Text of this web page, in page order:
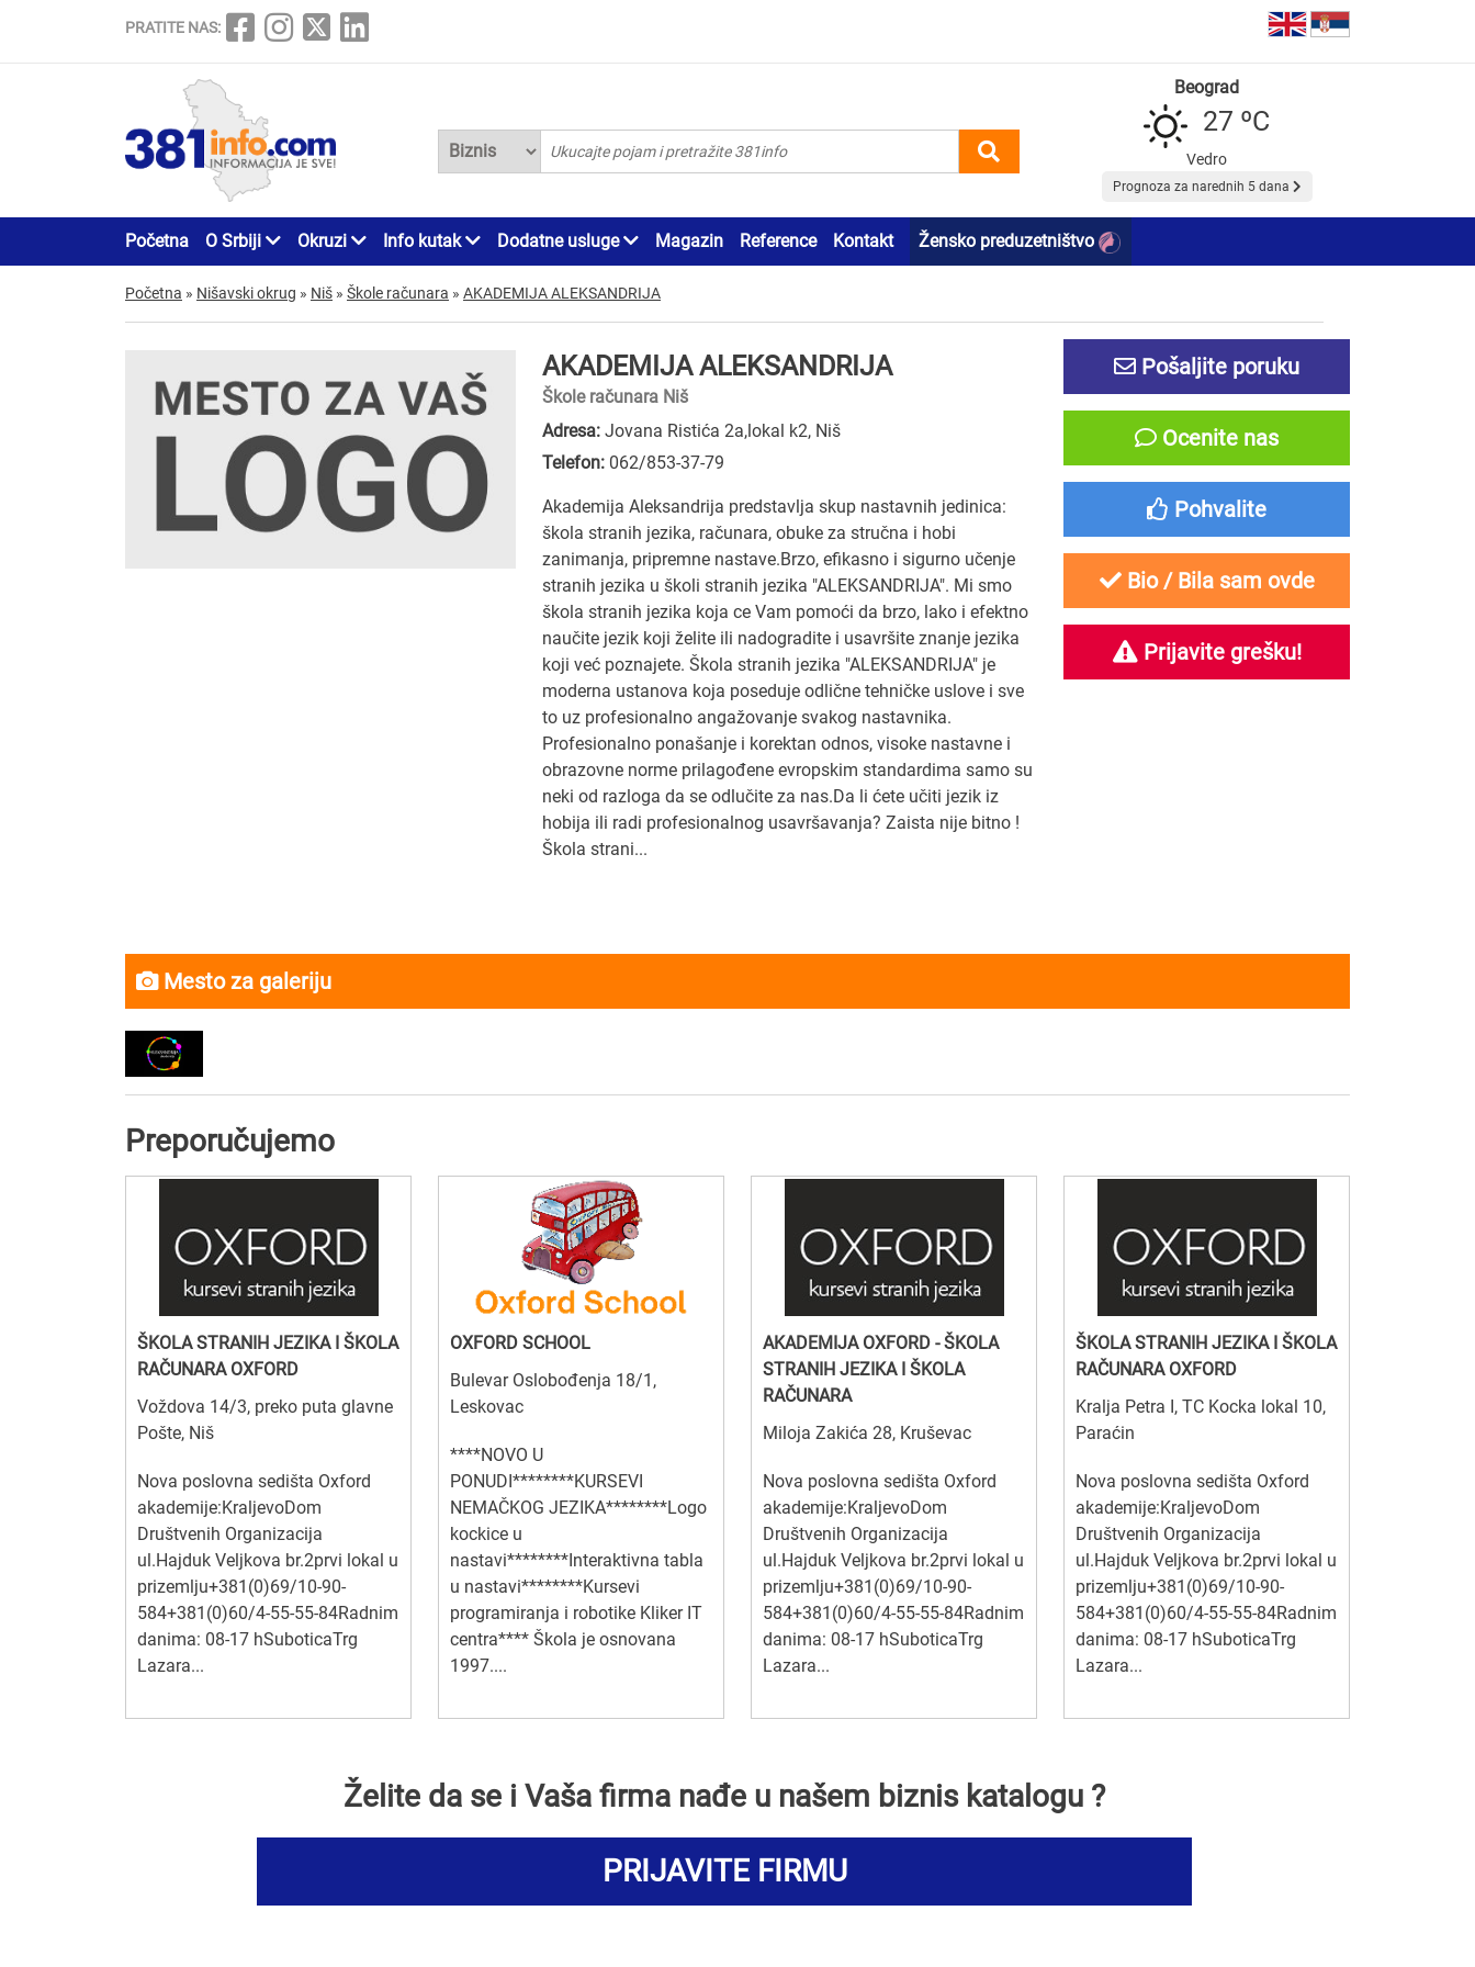
PRATITE NAS:
Beograd
27 ºC
Vedro
Prognoza za narednih 5 dana
Početna O Srbiji Okruzi Info kutak Dodatne usluge Magazin Reference Kontakt Žensko preduzetništvo
Početna » Nišavski okrug » Niš » Škole računara » AKADEMIJA ALEKSANDRIJA
AKADEMIJA ALEKSANDRIJA
Škole računara Niš
Adresa: Jovana Ristića 2a,lokal k2, Niš
Telefon: 062/853-37-79
Akademija Aleksandrija predstavlja skup nastavnih jedinica:
škola stranih jezika, računara, obuke za stručna i hobi
zanimanja, pripremne nastave.Brzo, efikasno i sigurno učenje
stranih jezika u školi stranih jezika "ALEKSANDRIJA". Mi smo
škola stranih jezika koja ce Vam pomoći da brzo, lako i efektno
naučite jezik koji želite ili nadogradite i usavršite znanje jezika
koji već poznajete. Škola stranih jezika "ALEKSANDRIJA" je
moderna ustanova koja poseduje odlične tehničke uslove i sve
to uz profesionalno angažovanje svakog nastavnika.
Profesionalno ponašanje i korektan odnos, visoke nastavne i
obrazovne norme prilagođene evropskim standardima samo su
neki od razloga da se odlučite za nas.Da li ćete učiti jezik iz
hobija ili radi profesionalnog usavršavanja? Zaista nije bitno !
Škola strani...
Pošaljite poruku
Ocenite nas
Pohvalite
Bio / Bila sam ovde
Prijavite grešku!
Mesto za galeriju
Preporučujemo
ŠKOLA STRANIH JEZIKA I ŠKOLA
RAČUNARA OXFORD
Voždova 14/3, preko puta glavne
Pošte, Niš
Nova poslovna sedišta Oxford
akademije:KraljevoDom
Društvenih Organizacija
ul.Hajduk Veljkova br.2prvi lokal u
prizemlju+381(0)69/10-90-
584+381(0)60/4-55-55-84Radnim
danima: 08-17 hSuboticaTrg
Lazara...
OXFORD SCHOOL
Bulevar Oslobođenja 18/1,
Leskovac
****NOVO U
PONUDI********KURSEVI
NEMAČKOG JEZIKA********Logo
kockice u
nastavi********Interaktivna tabla
u nastavi********Kursevi
programiranja i robotike Kliker IT
centra**** Škola je osnovana
1997....
AKADEMIJA OXFORD - ŠKOLA
STRANIH JEZIKA I ŠKOLA
RAČUNARA
Miloja Zakića 28, Kruševac
Nova poslovna sedišta Oxford
akademije:KraljevoDom
Društvenih Organizacija
ul.Hajduk Veljkova br.2prvi lokal u
prizemlju+381(0)69/10-90-
584+381(0)60/4-55-55-84Radnim
danima: 08-17 hSuboticaTrg
Lazara...
ŠKOLA STRANIH JEZIKA I ŠKOLA
RAČUNARA OXFORD
Kralja Petra I, TC Kocka lokal 10,
Paraćin
Nova poslovna sedišta Oxford
akademije:KraljevoDom
Društvenih Organizacija
ul.Hajduk Veljkova br.2prvi lokal u
prizemlju+381(0)69/10-90-
584+381(0)60/4-55-55-84Radnim
danima: 08-17 hSuboticaTrg
Lazara...
Želite da se i Vaša firma nađe u našem biznis katalogu ?
PRIJAVITE FIRMU